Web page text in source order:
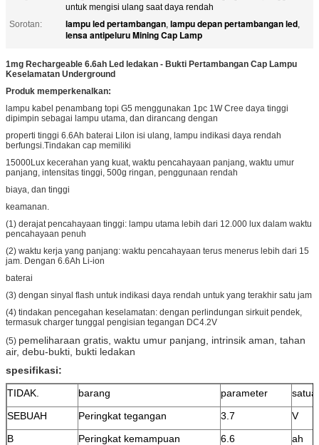
untuk mengisi ulang saat daya rendah
Sorotan:
lampu led pertambangan, lampu depan pertambangan led,
lensa antipeluru Mining Cap Lamp
1mg Rechargeable 6.6ah Led ledakan - Bukti Pertambangan Cap Lampu
Keselamatan Underground
Produk memperkenalkan:
lampu kabel penambang topi G5 menggunakan 1pc 1W Cree daya tinggi
dipimpin sebagai lampu utama, dan dirancang dengan
properti tinggi 6.6Ah baterai LiIon isi ulang, lampu indikasi daya rendah
berfungsi.Tindakan cap memiliki
15000Lux kecerahan yang kuat, waktu pencahayaan panjang, waktu umur
panjang, intensitas tinggi, 500g ringan, penggunaan rendah
biaya, dan tinggi
keamanan.
(1) derajat pencahayaan tinggi: lampu utama lebih dari 12.000 lux dalam waktu
pencahayaan penuh
(2) waktu kerja yang panjang: waktu pencahayaan terus menerus lebih dari 15
jam. Dengan 6.6Ah Li-ion
baterai
(3) dengan sinyal flash untuk indikasi daya rendah untuk yang terakhir satu jam
(4) tindakan pencegahan keselamatan: dengan perlindungan sirkuit pendek,
termasuk charger tunggal pengisian tegangan DC4.2V
(5) pemeliharaan gratis, waktu umur panjang, intrinsik aman, tahan
air, debu-bukti, bukti ledakan
spesifikasi:
TIDAK.
barang parameter
SEBUAH
Peringkat tegangan 3.7
V
B
Peringkat kemampuan 6.6
ah